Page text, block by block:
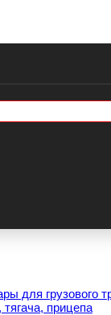
для грузового
тягача, прицепа